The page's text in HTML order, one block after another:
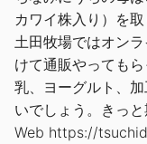
カワイ株入り）を
土田牧場ではオン
けて通販やっても
乳、ヨーグルト、
いでしょう。きっ
Web https://